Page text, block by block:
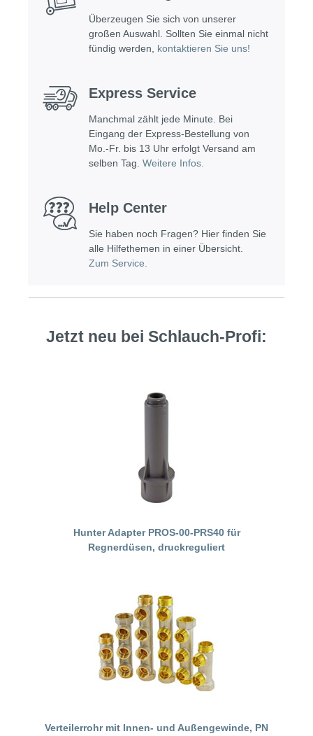
Überzeugen Sie sich von unserer
großen Auswahl. Sollten Sie einmal nicht
fündig werden, kontaktieren Sie uns!
Express Service
Manchmal zählt jede Minute. Bei
Eingang der Express-Bestellung von
Mo.-Fr. bis 13 Uhr erfolgt Versand am
selben Tag. Weitere Infos.
Help Center
Sie haben noch Fragen? Hier finden Sie
alle Hilfethemen in einer Übersicht.
Zum Service.
Jetzt neu bei Schlauch-Profi:
Hunter Adapter PROS-00-PRS40 für
Regnerdüsen, druckreguliert
Verteilerrohr mit Innen- und Außengewinde, PN